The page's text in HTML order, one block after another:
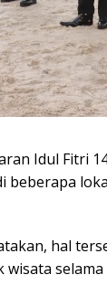
Idul Fitri
beberapa
hal